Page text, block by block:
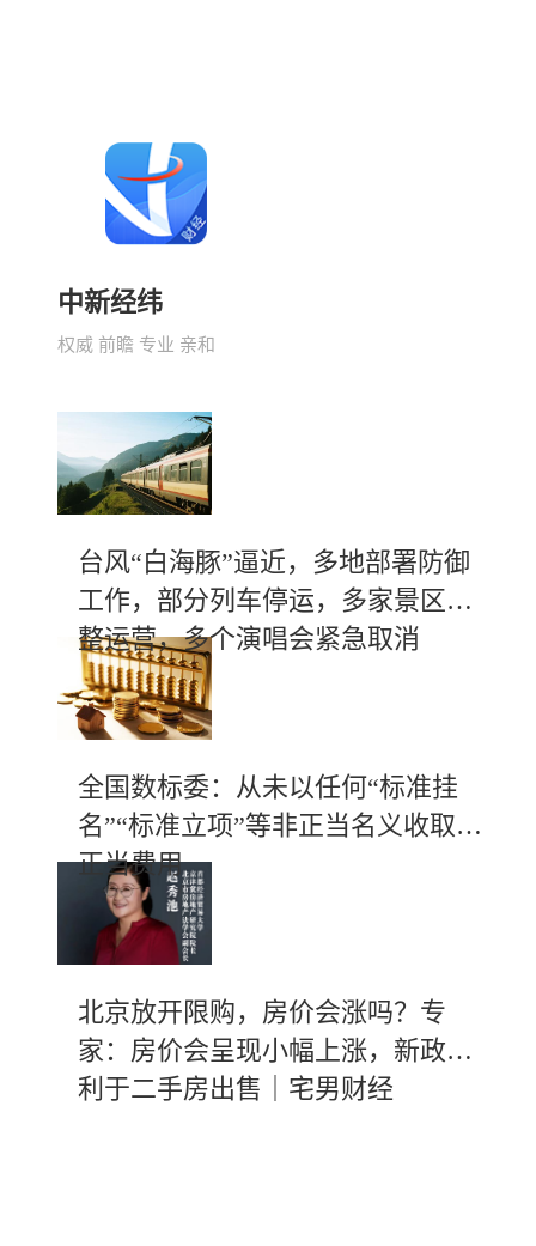
中新经纬
权威 前瞻 专业 亲和
台风“白海豚”逼近，多地部署防御
工作，部分列车停运，多家景区调
整运营，多个演唱会紧急取消
全国数标委：从未以任何“标准挂
名”“标准立项”等非正当名义收取不
正当费用
北京放开限购，房价会涨吗？专
家：房价会呈现小幅上涨，新政有
利于二手房出售｜宅男财经